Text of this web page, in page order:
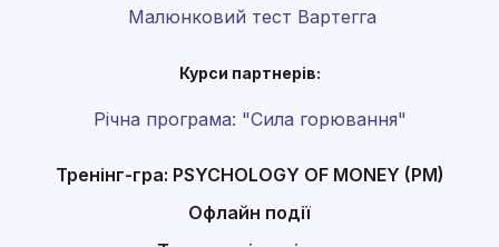
Малюнковий тест Вартегга
Курси партнерів:
Річна програма: "Сила горювання"
Тренінг-гра: PSYCHOLOGY OF MONEY (PM)
Офлайн події